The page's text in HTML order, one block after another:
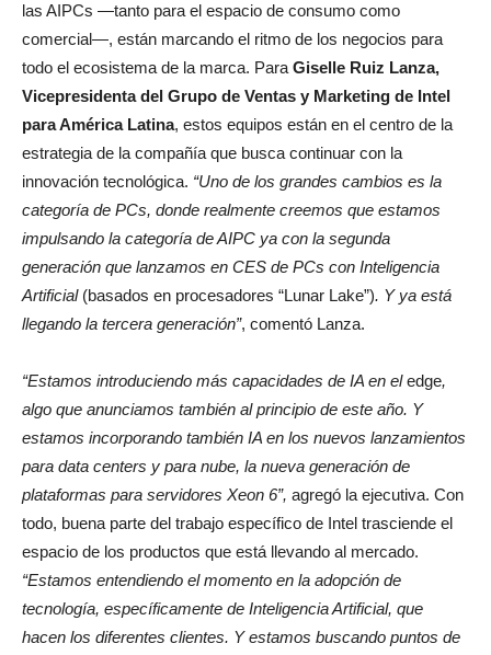
las AIPCs —tanto para el espacio de consumo como
comercial—, están marcando el ritmo de los negocios para
todo el ecosistema de la marca. Para Giselle Ruiz Lanza,
Vicepresidenta del Grupo de Ventas y Marketing de Intel
para América Latina, estos equipos están en el centro de la
estrategia de la compañía que busca continuar con la
innovación tecnológica. “Uno de los grandes cambios es la
categoría de PCs, donde realmente creemos que estamos
impulsando la categoría de AIPC ya con la segunda
generación que lanzamos en CES de PCs con Inteligencia
Artificial (basados en procesadores “Lunar Lake”). Y ya está
llegando la tercera generación”, comentó Lanza.
“Estamos introduciendo más capacidades de IA en eledge,
algo que anunciamos también al principio de este año. Y
estamos incorporando también IA en los nuevos lanzamientos
para data centers y para nube, la nueva generación de
plataformas para servidores Xeon 6”, agregó la ejecutiva. Con
todo, buena parte del trabajo específico de Intel trasciende el
espacio de los productos que está llevando al mercado.
“Estamos entendiendo el momento en la adopción de
tecnología, específicamente de Inteligencia Artificial, que
hacen los diferentes clientes. Y estamos buscando puntos de